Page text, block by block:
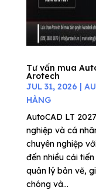
Tư vấn mua
Arotech
JUL 31, 2026 |
HÀNG
AutoCAD LT
nghiệp và cá
chuyên nghiệp
đến nhiều cải
quản lý bản vẽ,
chóng và...